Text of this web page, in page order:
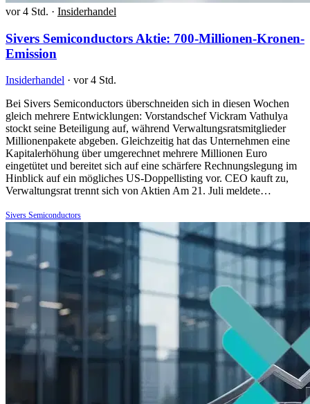
vor 4 Std. · Insiderhandel
Sivers Semiconductors Aktie: 700-Millionen-Kronen-
Emission
Insiderhandel · vor 4 Std.
Bei Sivers Semiconductors überschneiden sich in diesen Wochen
gleich mehrere Entwicklungen: Vorstandschef Vickram Vathulya
stockt seine Beteiligung auf, während Verwaltungsratsmitglieder
Millionenpakete abgeben. Gleichzeitig hat das Unternehmen eine
Kapitalerhöhung über umgerechnet mehrere Millionen Euro
eingetütet und bereitet sich auf eine schärfere Rechnungslegung im
Hinblick auf ein mögliches US-Doppellisting vor. CEO kauft zu,
Verwaltungsrat trennt sich von Aktien Am 21. Juli meldete…
Sivers Semiconductors